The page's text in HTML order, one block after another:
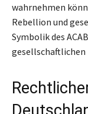
wahrnehmen
Rebellion und
Symbolik des